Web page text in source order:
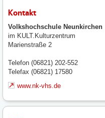
Kontakt
Volkshochschule Neunkirchen
im KULT.Kulturzentrum
Marienstraße 2
Telefon (06821) 202-552
Telefax (06821) 17580
www.nk-vhs.de